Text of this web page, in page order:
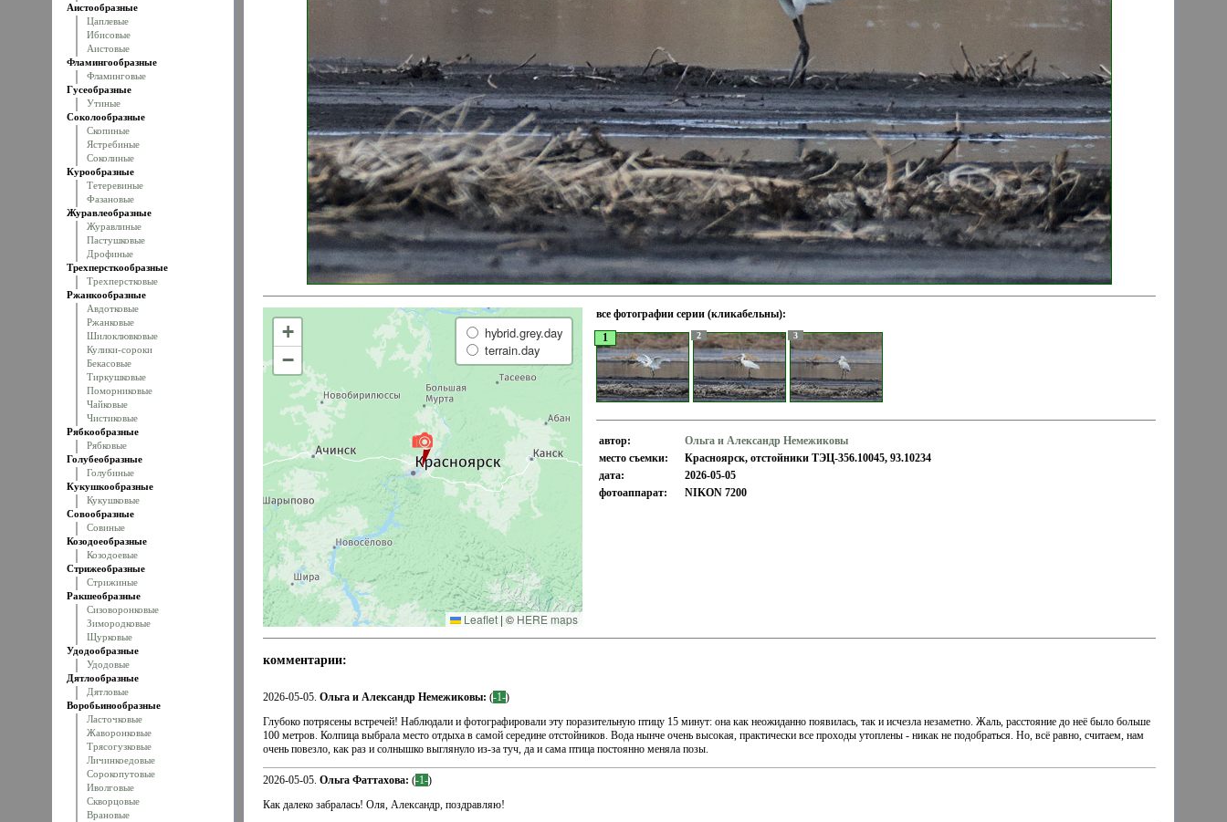
Аистообразные
Цаплевые
Ибисовые
Аистовые
Фламингообразные
Фламинговые
Гусеобразные
Утиные
Соколообразные
Скопиные
Ястребиные
Соколиные
Курообразные
Тетеревиные
Фазановые
Журавлеобразные
Журавлиные
Пастушковые
Дрофиные
Трехперсткообразные
Трехперстковые
Ржанкообразные
Авдотковые
Ржанковые
Шилоклювковые
Кулики-сороки
Бекасовые
Тиркушковые
Поморниковые
Чайковые
Чистиковые
Рябкообразные
Рябковые
Голубеобразные
Голубиные
Кукушкообразные
Кукушковые
Совообразные
Совиные
Козодоеобразные
Козодоевые
Стрижеобразные
Стрижиные
Ракшеобразные
Сизоворонковые
Зимородковые
Щурковые
Удодообразные
Удодовые
Дятлообразные
Дятловые
Воробьинообразные
Ласточковые
Жаворонковые
Трясогузковые
Личинкоедовые
Сорокопутовые
Иволговые
Скворцовые
Врановые
+
−
hybrid.grey.day
terrain.day
Leaflet | © HERE maps
все фотографии серии (кликабельны):
1
2 3
автор:
Ольга и Александр Немежиковы
место съемки:
Красноярск, отстойники ТЭЦ-356.10045, 93.10234
дата:
2026-05-05
фотоаппарат:
NIKON 7200
комментарии:
2026-05-05. Ольга и Александр Немежиковы: (-1-)
Глубоко потрясены встречей! Наблюдали и фотографировали эту поразительную птицу 15 минут: она как неожиданно появилась, так и исчезла незаметно. Жаль, расстояние до неё было больше
100 метров. Колпица выбрала место отдыха в самой середине отстойников. Вода нынче очень высокая, практически все проходы утоплены - никак не подобраться. Но, всё равно, считаем, нам
очень повезло, как раз и солнышко выглянуло из-за туч, да и сама птица постоянно меняла позы.
2026-05-05. Oльга Фаттахова: (-1-)
Как далеко забралась! Оля, Александр, поздравляю!